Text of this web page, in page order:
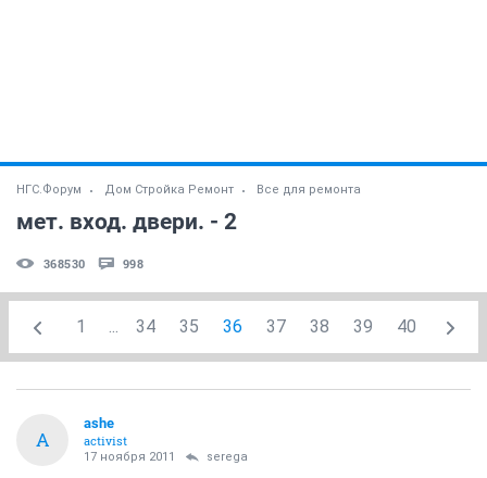
НГС.Форум Дом Стройка Ремонт Все для ремонта
мет. вход. двери. - 2
368530 998
1 ... 34 35 36 37 38 39 40
A
ashe
activist
17 ноября 2011 serega